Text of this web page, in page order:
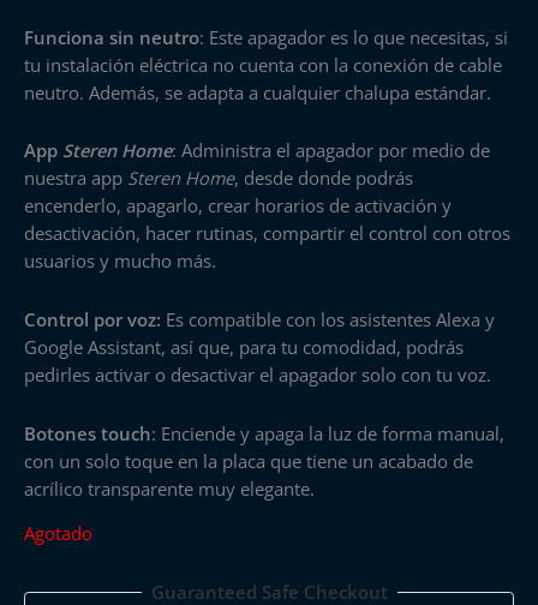
Funciona sin neutro: Este apagador es lo que necesitas, si
tu instalación eléctrica no cuenta con la conexión de cable
neutro. Además, se adapta a cualquier chalupa estándar.
App Steren Home: Administra el apagador por medio de
nuestra app Steren Home, desde donde podrás
encenderlo, apagarlo, crear horarios de activación y
desactivación, hacer rutinas, compartir el control con otros
usuarios y mucho más.
Control por voz: Es compatible con los asistentes Alexa y
Google Assistant, así que, para tu comodidad, podrás
pedirles activar o desactivar el apagador solo con tu voz.
Botones touch: Enciende y apaga la luz de forma manual,
con un solo toque en la placa que tiene un acabado de
acrílico transparente muy elegante.
Agotado
Guaranteed Safe Checkout